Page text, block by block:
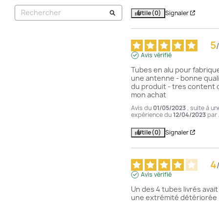
Utile(0) Signaler
5/
Avis vérifié
Tubes en alu pour
une antenne - bonne
du produit - tres content
mon achat
Avis du 01/05/2023, suite à
expérience du12/04/2023 par
Utile(0) Signaler
4/
Avis vérifié
Un des 4 tubes livrés avait
une extrémité détériorée